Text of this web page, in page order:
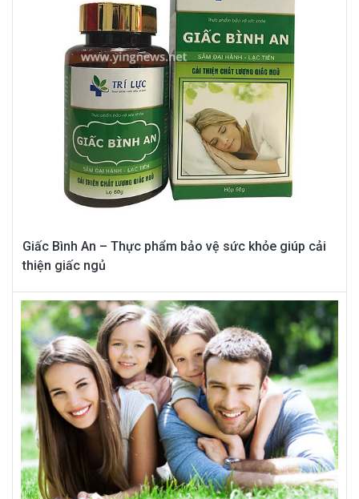
Giấc Bình An – Thực phẩm bảo vệ sức khỏe giúp cải
thiện giấc ngủ